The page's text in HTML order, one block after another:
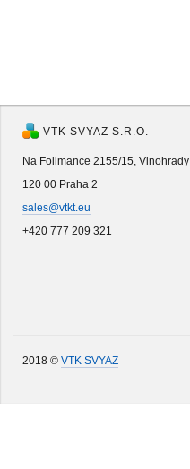
VTK SVYAZ S.R.O.
Na Folimance 2155/15, Vinohrady
120 00 Praha 2
sales@vtkt.eu
+420 777 209 321
2018 © VTK SVYAZ